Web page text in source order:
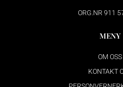
ORG.NR 911
MENY
OM OSS
KONTAKT